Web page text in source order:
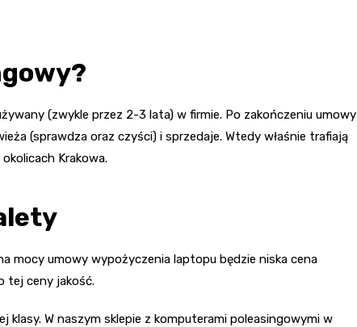
(zwykle przez 2-3 lata) w firmie. Po zakończeniu umowy
(sprawdza oraz czyści) i sprzedaje. Wtedy właśnie trafiają
Krakowa.
mocy umowy wypożyczenia laptopu będzie niska cena
tej ceny jakość.
W naszym sklepie z komputerami poleasingowymi w